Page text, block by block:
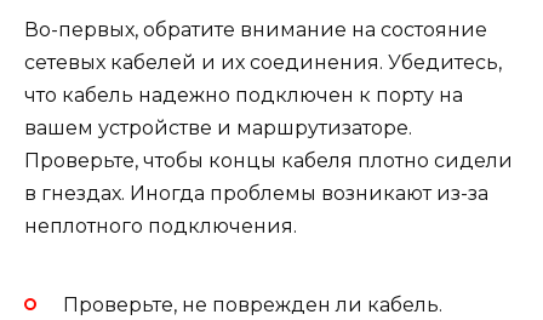
Во-первых, обратите внимание на состояние
сетевых кабелей и их соединения. Убедитесь,
что кабель надежно подключен к порту на
вашем устройстве и маршрутизаторе.
Проверьте, чтобы концы кабеля плотно сидели
в гнездах. Иногда проблемы возникают из-за
неплотного подключения.
Проверьте, не поврежден ли кабель.